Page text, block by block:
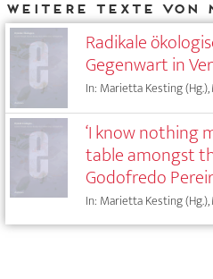
Weitere Texte von
Radikale
Gegenwart in
In: Marietta Kesting (Hg.),
‘I know nothing
table amongst
Godofredo
In: Marietta Kesting (Hg.),